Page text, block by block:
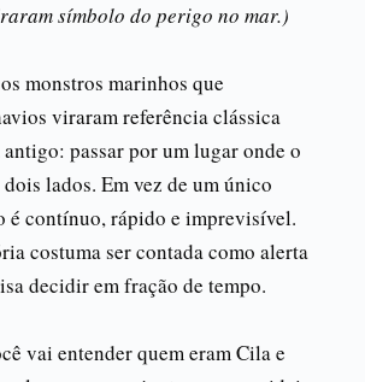
símbolo do perigo no mar.)
monstros marinhos que
viraram referência clássica
passar por um lugar onde o
lados. Em vez de um único
é contínuo, rápido e imprevisível.
costuma ser contada como alerta
decidir em fração de tempo.
vai entender quem eram Cila e